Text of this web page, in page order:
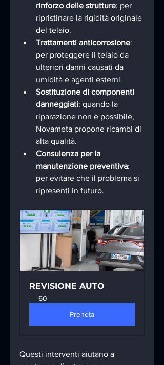
rinforzo delle strutture: per
ripristinare la rigidità originale
del telaio.
Trattamenti anticorrosione:
per proteggere il telaio da
ulteriori danni causati da
umidità e agenti esterni.
Sostituzione di componenti
danneggiati: quando la
riparazione non è possibile,
Novameta propone ricambi di
alta qualità.
Consulenza per la
manutenzione preventiva:
per evitare che il problema si
ripresenti in futuro.
REVISIONE AUTO
60
Prenota
Questi interventi aiutano a